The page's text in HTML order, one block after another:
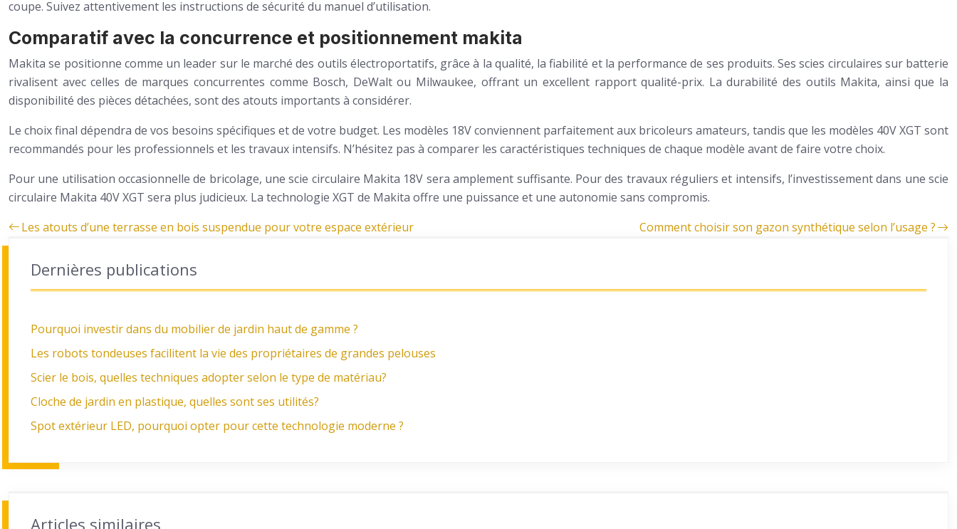
coupe. Suivez attentivement les instructions de sécurité du manuel d’utilisation.
Comparatif avec la concurrence et positionnement makita
Makita se positionne comme un leader sur le marché des outils électroportatifs, grâce à la qualité, la fiabilité et la performance de ses produits. Ses scies circulaires sur batterie
rivalisent avec celles de marques concurrentes comme Bosch, DeWalt ou Milwaukee, offrant un excellent rapport qualité-prix. La durabilité des outils Makita, ainsi que la
disponibilité des pièces détachées, sont des atouts importants à considérer.
Le choix final dépendra de vos besoins spécifiques et de votre budget. Les modèles 18V conviennent parfaitement aux bricoleurs amateurs, tandis que les modèles 40V XGT sont
recommandés pour les professionnels et les travaux intensifs. N’hésitez pas à comparer les caractéristiques techniques de chaque modèle avant de faire votre choix.
Pour une utilisation occasionnelle de bricolage, une scie circulaire Makita 18V sera amplement suffisante. Pour des travaux réguliers et intensifs, l’investissement dans une scie
circulaire Makita 40V XGT sera plus judicieux. La technologie XGT de Makita offre une puissance et une autonomie sans compromis.
Les atouts d’une terrasse en bois suspendue pour votre espace extérieur
Comment choisir son gazon synthétique selon l’usage ?
Dernières publications
Pourquoi investir dans du mobilier de jardin haut de gamme ?
Les robots tondeuses facilitent la vie des propriétaires de grandes pelouses
Scier le bois, quelles techniques adopter selon le type de matériau?
Cloche de jardin en plastique, quelles sont ses utilités?
Spot extérieur LED, pourquoi opter pour cette technologie moderne ?
Articles similaires